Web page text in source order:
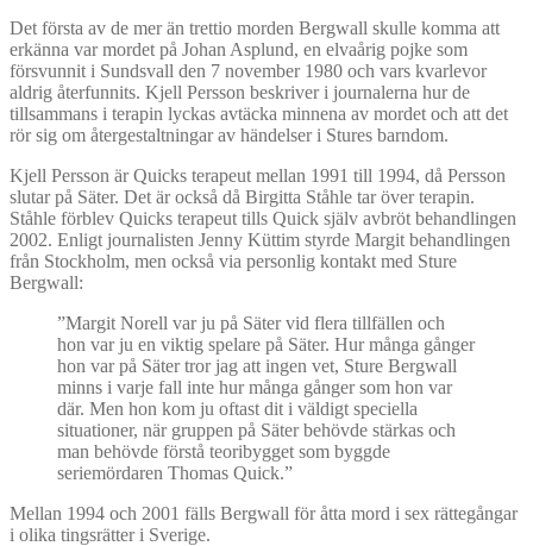
Det första av de mer än trettio morden Bergwall skulle komma att
erkänna var mordet på Johan Asplund, en elvaårig pojke som
försvunnit i Sundsvall den 7 november 1980 och vars kvarlevor
aldrig återfunnits. Kjell Persson beskriver i journalerna hur de
tillsammans i terapin lyckas avtäcka minnena av mordet och att det
rör sig om återgestaltningar av händelser i Stures barndom.
Kjell Persson är Quicks terapeut mellan 1991 till 1994, då Persson
slutar på Säter. Det är också då Birgitta Ståhle tar över terapin.
Ståhle förblev Quicks terapeut tills Quick själv avbröt behandlingen
2002. Enligt journalisten Jenny Küttim styrde Margit behandlingen
från Stockholm, men också via personlig kontakt med Sture
Bergwall:
”Margit Norell var ju på Säter vid flera tillfällen och
hon var ju en viktig spelare på Säter. Hur många gånger
hon var på Säter tror jag att ingen vet, Sture Bergwall
minns i varje fall inte hur många gånger som hon var
där. Men hon kom ju oftast dit i väldigt speciella
situationer, när gruppen på Säter behövde stärkas och
man behövde förstå teoribygget som byggde
seriemördaren Thomas Quick.”
Mellan 1994 och 2001 fälls Bergwall för åtta mord i sex rättegångar
i olika tingsrätter i Sverige.